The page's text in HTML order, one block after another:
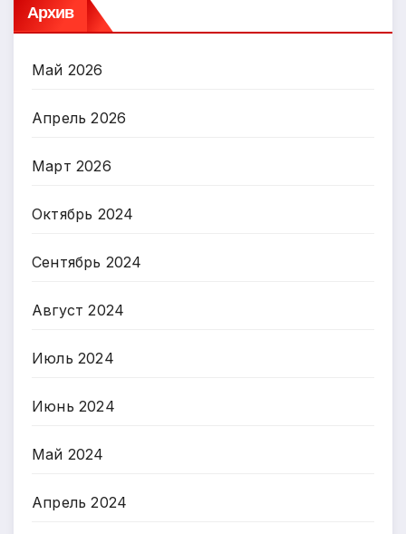
Архив
Май 2026
Апрель 2026
Март 2026
Октябрь 2024
Сентябрь 2024
Август 2024
Июль 2024
Июнь 2024
Май 2024
Апрель 2024